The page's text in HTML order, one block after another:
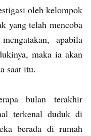
oleh kelompok
yang telah mencoba
apabila
maka ia akan
saat itu.
bulan terakhir
terkenal duduk di
berada di rumah